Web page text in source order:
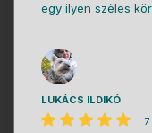
egy ilyen szèles
LUKÁCS ILDIKÓ
7